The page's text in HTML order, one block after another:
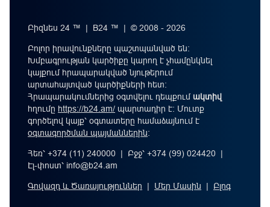
Բիզնես 24 ™ | B24 ™ | © 2008 - 2026
Բոլոր իրավունքները պաշտպանված են:
Խմբագրության կարծիքը կարող է չհամընկնել
կայքում հրապարակված նյութերում
արտահայտված կարծիքների հետ:
Հրապարակումներից օգտվելու դեպքումակտիվ
հղումը https://b24.am/ պարտադիր է: Մուտք
գործելով կայք՝ օգտատերը համաձայնում է
օգտագործման պայմաններին։
Հեռ՝ +374 (11) 240000 | Բջջ՝ +374 (99) 024420 |
Էլ-փոստ՝ info@b24.am
Գովազդ և Ծառայություններ | Մեր Մասին | Բլոգ